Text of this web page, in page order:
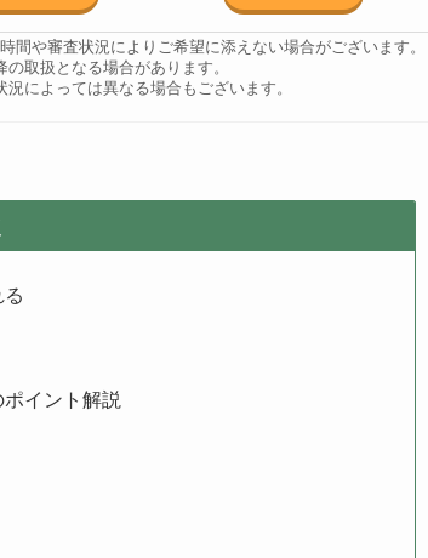
や審査状況によりご希望に添えない場合がございます。
取扱となる場合があります。
によっては異なる場合もございます。
イント解説